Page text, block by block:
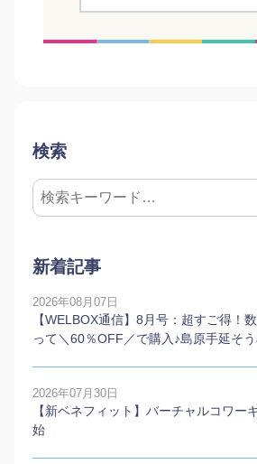
検索
新着記事
2026年08月07日
【WELBOX通信】8月号：超すご得！
って＼60％OFF／で購入♪島原手延そ
2026年07月30日
【新ベネフィット】バーチャルコワー
始